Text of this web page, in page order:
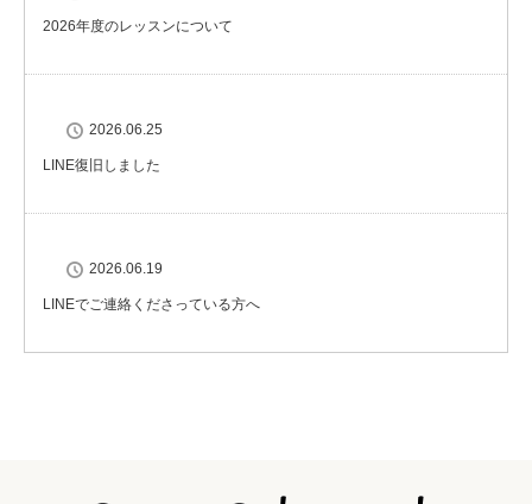
2026年度のレッスンについて
2026.06.25
LINE復旧しました
2026.06.19
LINEでご連絡くださっている方へ